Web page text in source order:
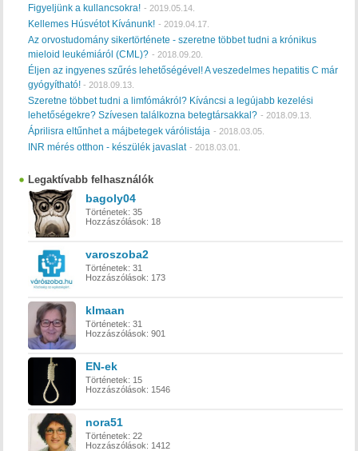
Figyeljünk a kullancsokra! - 2019.05.14.
Kellemes Húsvétot Kívánunk! - 2019.04.17.
Az orvostudomány sikertörténete - szeretne többet tudni a krónikus
mieloid leukémiáról (CML)? - 2018.09.20.
Éljen az ingyenes szűrés lehetőségével! A veszedelmes hepatitis C már
gyógyítható!- 2018.09.13.
Szeretne többet tudni a limfómákról? Kíváncsi a legújabb kezelési
lehetőségekre? Szívesen találkozna betegtársakkal? - 2018.09.13.
Áprilisra eltűnhet a májbetegek várólistája - 2018.03.05.
INR mérés otthon - készülék javaslat - 2018.03.01.
Legaktívabb felhasználók
bagoly04
Történetek: 35
Hozzászólások: 18
varoszoba2
Történetek: 31
Hozzászólások: 173
klmaan
Történetek: 31
Hozzászólások: 901
EN-ek
Történetek: 15
Hozzászólások: 1546
nora51
Történetek: 22
Hozzászólások: 1412